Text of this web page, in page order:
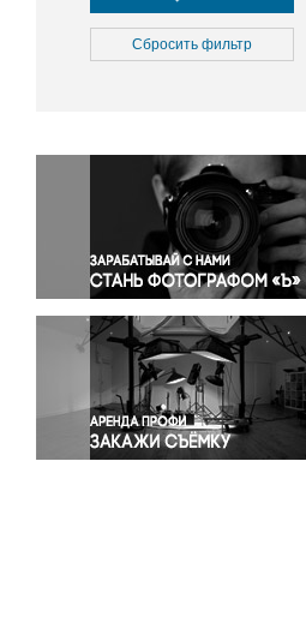
Культура
Медицина
Окружающая среда
Политика
Правосудие
Происшествия и конфликты
Религия
Светская жизнь
Спорт
Экология
Экономика и бизнес
Сбросить фильтр